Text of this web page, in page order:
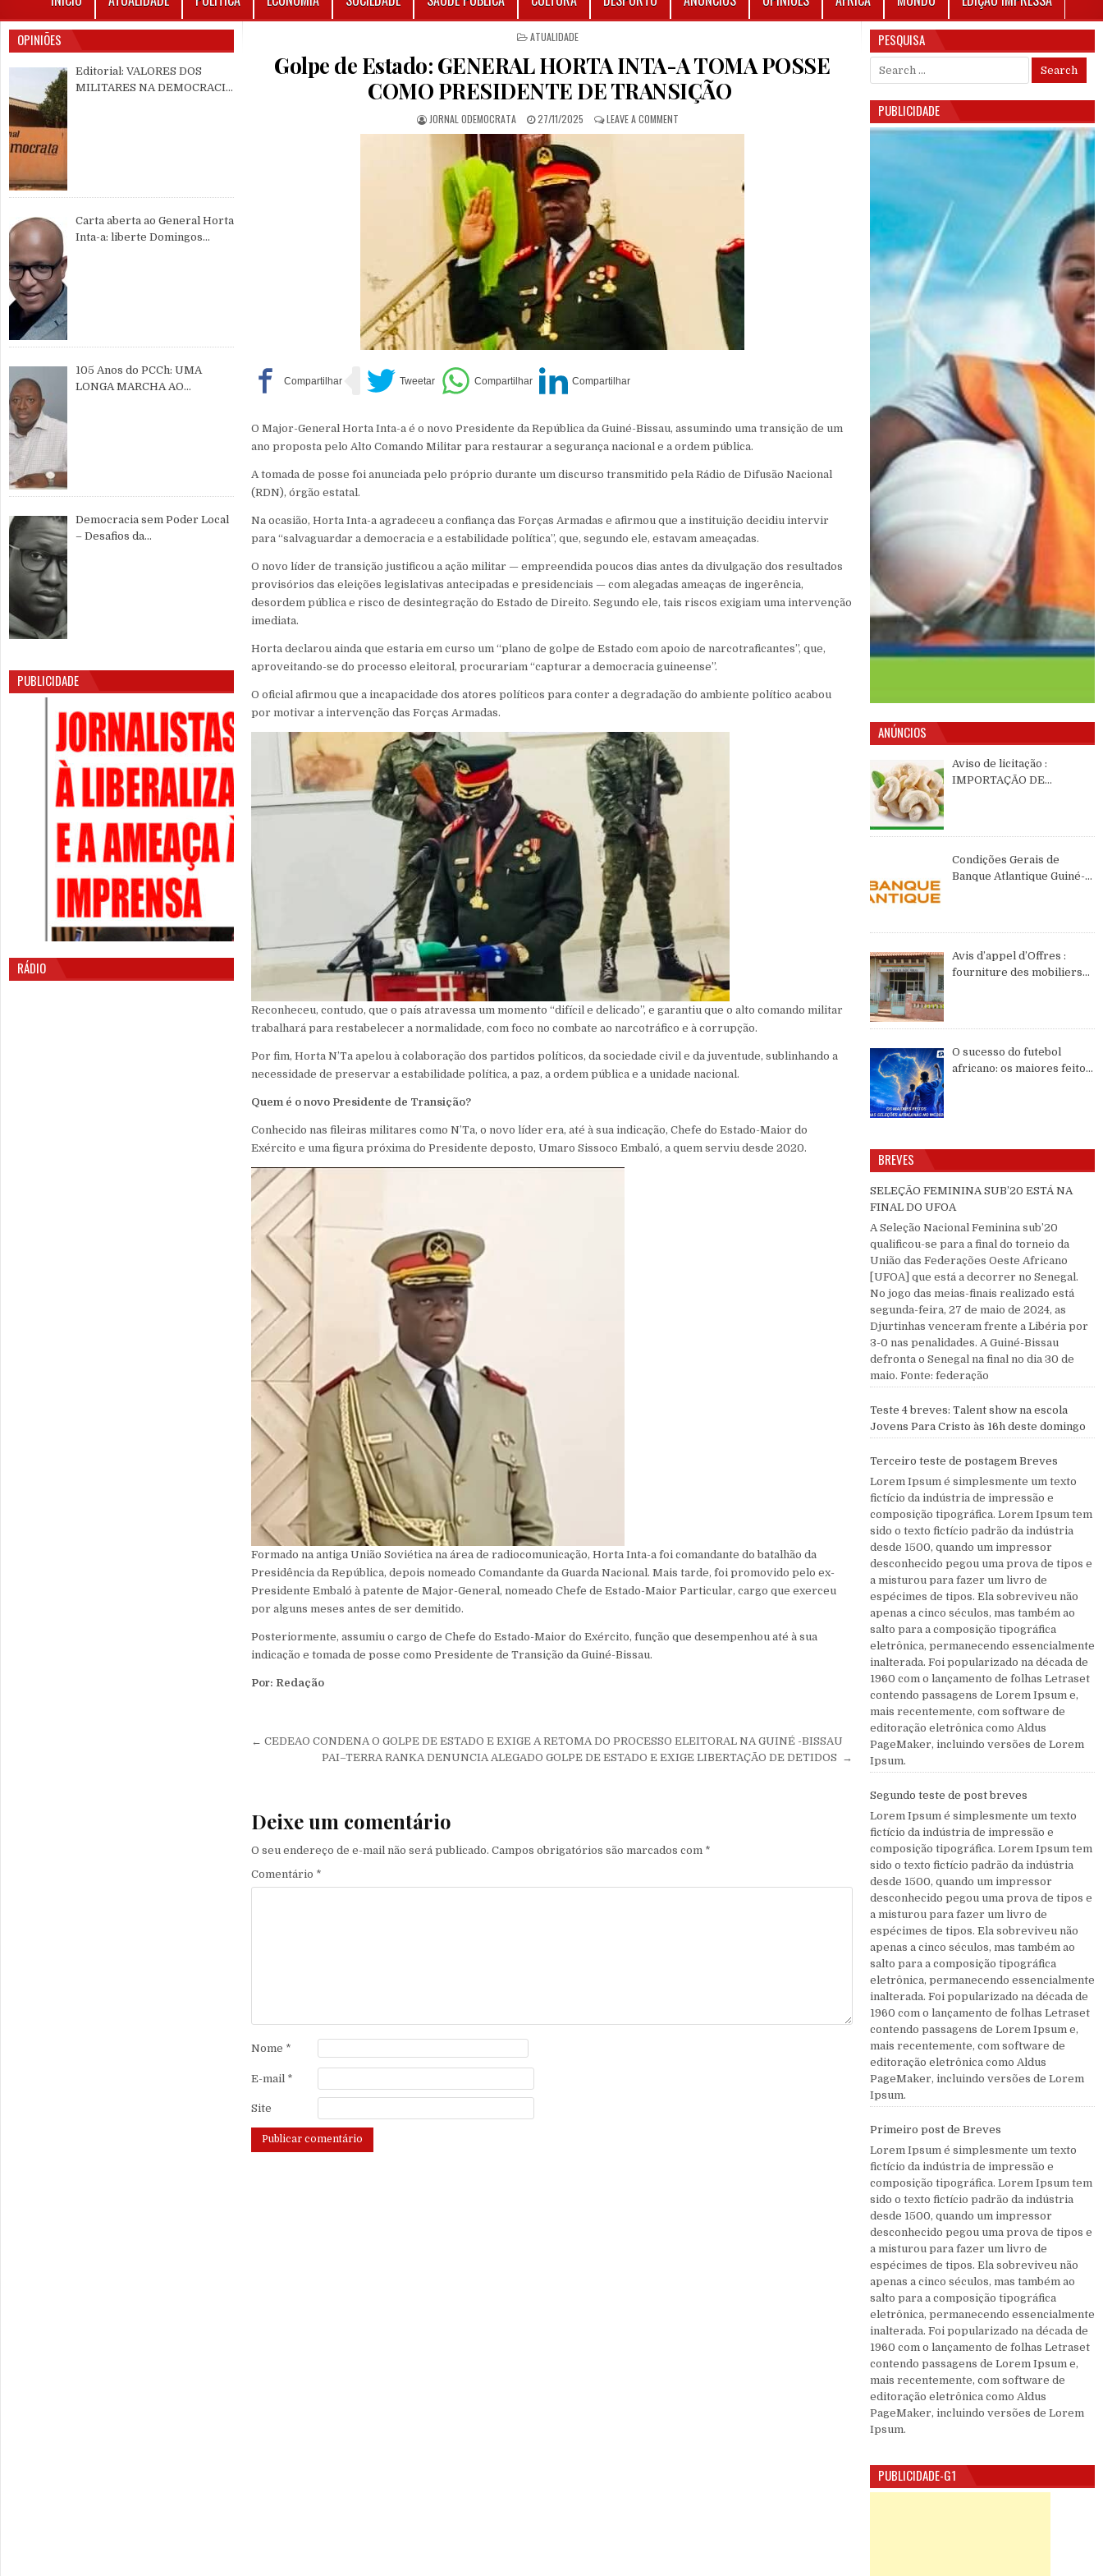
POSTED IN
ATUALIDADE
Golpe de Estado: GENERAL HORTA INTA-A TOMA POSSE
COMO PRESIDENTE DE TRANSIÇÃO
AUTHOR:
JORNAL ODEMOCRATA PUBLISHED DATE:
27/11/2025 LEAVE A COMMENT ON GOLPE DE ESTADO: GENERAL HORTA INTA-A TOMA POSSE COMO PRESIDENTE DE TRANSIÇÃO
O Major-General Horta Inta-a é o novo Presidente da República da Guiné-Bissau, assumindo uma transição de um
ano proposta pelo Alto Comando Militar para restaurar a segurança nacional e a ordem pública.
A tomada de posse foi anunciada pelo próprio durante um discurso transmitido pela Rádio de Difusão Nacional
(RDN), órgão estatal.
Na ocasião, Horta Inta-a agradeceu a confiança das Forças Armadas e afirmou que a instituição decidiu intervir
para “salvaguardar a democracia e a estabilidade política”, que, segundo ele, estavam ameaçadas.
O novo líder de transição justificou a ação militar — empreendida poucos dias antes da divulgação dos resultados
provisórios das eleições legislativas antecipadas e presidenciais — com alegadas ameaças de ingerência,
desordem pública e risco de desintegração do Estado de Direito. Segundo ele, tais riscos exigiam uma intervenção
imediata.
Horta declarou ainda que estaria em curso um “plano de golpe de Estado com apoio de narcotraficantes”, que,
aproveitando-se do processo eleitoral, procurariam “capturar a democracia guineense”.
O oficial afirmou que a incapacidade dos atores políticos para conter a degradação do ambiente político acabou
por motivar a intervenção das Forças Armadas.
Reconheceu, contudo, que o país atravessa um momento “difícil e delicado”, e garantiu que o alto comando militar
trabalhará para restabelecer a normalidade, com foco no combate ao narcotráfico e à corrupção.
Por fim, Horta N’Ta apelou à colaboração dos partidos políticos, da sociedade civil e da juventude, sublinhando a
necessidade de preservar a estabilidade política, a paz, a ordem pública e a unidade nacional.
Quem é o novo Presidente de Transição?
Conhecido nas fileiras militares como N’Ta, o novo líder era, até à sua indicação, Chefe do Estado-Maior do
Exército e uma figura próxima do Presidente deposto, Umaro Sissoco Embaló, a quem serviu desde 2020.
Formado na antiga União Soviética na área de radiocomunicação, Horta Inta-a foi comandante do batalhão da
Presidência da República, depois nomeado Comandante da Guarda Nacional. Mais tarde, foi promovido pelo ex-
Presidente Embaló à patente de Major-General, nomeado Chefe de Estado-Maior Particular, cargo que exerceu
por alguns meses antes de ser demitido.
Posteriormente, assumiu o cargo de Chefe do Estado-Maior do Exército, função que desempenhou até à sua
indicação e tomada de posse como Presidente de Transição da Guiné-Bissau.
Por: Redação
Navegação de Post
← CEDEAO CONDENA O GOLPE DE ESTADO E EXIGE A RETOMA DO PROCESSO ELEITORAL NA GUINÉ -BISSAU
PAI–TERRA RANKA DENUNCIA ALEGADO GOLPE DE ESTADO E EXIGE LIBERTAÇÃO DE DETIDOS →
Deixe um comentário
O seu endereço de e-mail não será publicado. Campos obrigatórios são marcados com *
Comentário *
Nome *
E-mail *
Site
OPINIÕES
Editorial: VALORES DOS
MILITARES NA DEMOCRACIA
Carta aberta ao General Horta
Inta-a: liberte Domingos
105 Anos do PCCh: UMA
LONGA MARCHA AO
Democracia sem Poder Local
– Desafios da
PUBLICIDADE
RÁDIO
PESQUISA
Search for:
PUBLICIDADE
ANÚNCIOS
Aviso de licitação :
IMPORTAÇÃO DE
Condições Gerais de
Banque Atlantique Guiné-
Avis d’appel d’Offres :
fourniture des mobiliers
O sucesso do futebol
africano: os maiores feitos
BREVES
SELEÇÃO FEMININA SUB’20 ESTÁ NA
FINAL DO UFOA
A Seleção Nacional Feminina sub’20
qualificou-se para a final do torneio da
União das Federações Oeste Africano
[UFOA] que está a decorrer no Senegal.
No jogo das meias-finais realizado está
segunda-feira, 27 de maio de 2024, as
Djurtinhas venceram frente a Libéria por
3-0 nas penalidades. A Guiné-Bissau
defronta o Senegal na final no dia 30 de
maio. Fonte: federação
Teste 4 breves: Talent show na escola
Jovens Para Cristo às 16h deste domingo
Terceiro teste de postagem Breves
Lorem Ipsum é simplesmente um texto
fictício da indústria de impressão e
composição tipográfica. Lorem Ipsum tem
sido o texto fictício padrão da indústria
desde 1500, quando um impressor
desconhecido pegou uma prova de tipos e
a misturou para fazer um livro de
espécimes de tipos. Ela sobreviveu não
apenas a cinco séculos, mas também ao
salto para a composição tipográfica
eletrônica, permanecendo essencialmente
inalterada. Foi popularizado na década de
1960 com o lançamento de folhas Letraset
contendo passagens de Lorem Ipsum e,
mais recentemente, com software de
editoração eletrônica como Aldus
PageMaker, incluindo versões de Lorem
Ipsum.
Segundo teste de post breves
Lorem Ipsum é simplesmente um texto
fictício da indústria de impressão e
composição tipográfica. Lorem Ipsum tem
sido o texto fictício padrão da indústria
desde 1500, quando um impressor
desconhecido pegou uma prova de tipos e
a misturou para fazer um livro de
espécimes de tipos. Ela sobreviveu não
apenas a cinco séculos, mas também ao
salto para a composição tipográfica
eletrônica, permanecendo essencialmente
inalterada. Foi popularizado na década de
1960 com o lançamento de folhas Letraset
contendo passagens de Lorem Ipsum e,
mais recentemente, com software de
editoração eletrônica como Aldus
PageMaker, incluindo versões de Lorem
Ipsum.
Primeiro post de Breves
Lorem Ipsum é simplesmente um texto
fictício da indústria de impressão e
composição tipográfica. Lorem Ipsum tem
sido o texto fictício padrão da indústria
desde 1500, quando um impressor
desconhecido pegou uma prova de tipos e
a misturou para fazer um livro de
espécimes de tipos. Ela sobreviveu não
apenas a cinco séculos, mas também ao
salto para a composição tipográfica
eletrônica, permanecendo essencialmente
inalterada. Foi popularizado na década de
1960 com o lançamento de folhas Letraset
contendo passagens de Lorem Ipsum e,
mais recentemente, com software de
editoração eletrônica como Aldus
PageMaker, incluindo versões de Lorem
Ipsum.
PUBLICIDADE-G1